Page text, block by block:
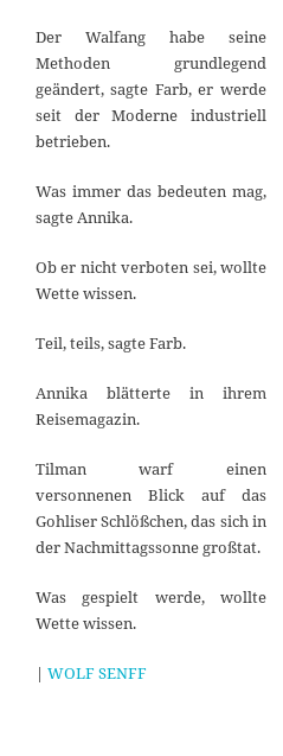
Der Walfang habe seine
Methoden grundlegend
geändert, sagte Farb, er werde
seit der Moderne industriell
betrieben.
Was immer das bedeuten mag,
sagte Annika.
Ob er nicht verboten sei, wollte
Wette wissen.
Teil, teils, sagte Farb.
Annika blätterte in ihrem
Reisemagazin.
Tilman warf einen
versonnenen Blick auf das
Gohliser Schlößchen, das sich in
der Nachmittagssonne großtat.
Was gespielt werde, wollte
Wette wissen.
| WOLF SENFF